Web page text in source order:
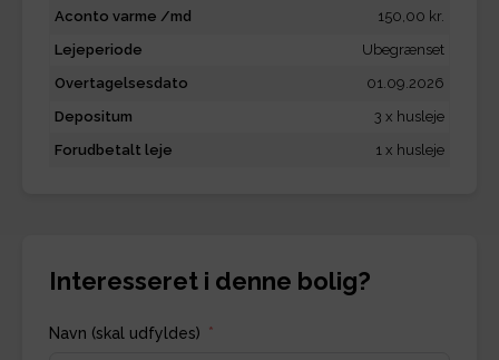
Aconto varme /md
150,00 kr.
Lejeperiode
Ubegrænset
Overtagelsesdato
01.09.2026
Depositum
3 x husleje
Forudbetalt leje
1 x husleje
Interesseret i denne bolig?
Navn (skal udfyldes)